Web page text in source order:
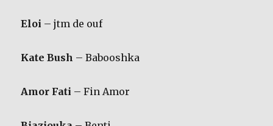
Eloi – jtm de ouf
Kate Bush – Babooshka
Amor Fati – Fin Amor